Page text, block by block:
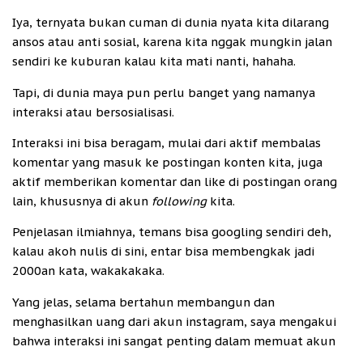
Iya, ternyata bukan cuman di dunia nyata kita dilarang
ansos atau anti sosial, karena kita nggak mungkin jalan
sendiri ke kuburan kalau kita mati nanti, hahaha.
Tapi, di dunia maya pun perlu banget yang namanya
interaksi atau bersosialisasi.
Interaksi ini bisa beragam, mulai dari aktif membalas
komentar yang masuk ke postingan konten kita, juga
aktif memberikan komentar dan like di postingan orang
lain, khususnya di akun following kita.
Penjelasan ilmiahnya, temans bisa googling sendiri deh,
kalau akoh nulis di sini, entar bisa membengkak jadi
2000an kata, wakakakaka.
Yang jelas, selama bertahun membangun dan
menghasilkan uang dari akun instagram, saya mengakui
bahwa interaksi ini sangat penting dalam memuat akun